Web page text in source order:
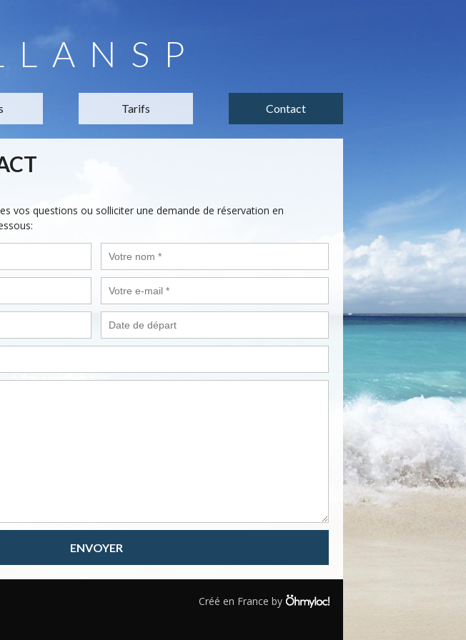
Tarifs Contact
vos questions ou solliciter une demande de réservation en
ENVOYER
Créé en France by